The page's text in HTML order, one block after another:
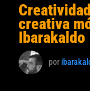
creativa
Ibarakaldo
por